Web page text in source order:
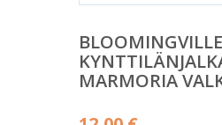
BLOOMINGVILLE
MARMORIA